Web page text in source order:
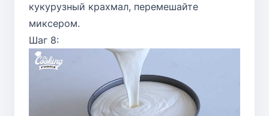
кукурузный крахмал, перемешайте
миксером.
Шаг 8: